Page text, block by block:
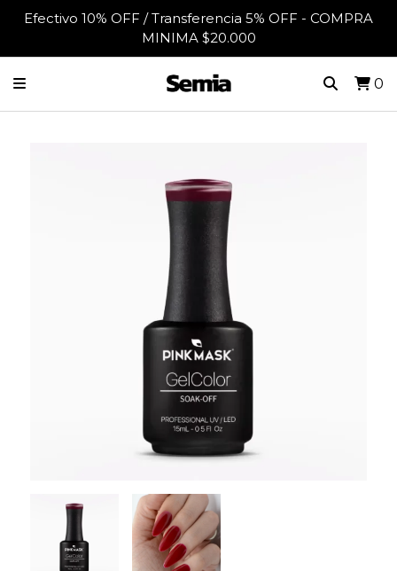
Efectivo 10% OFF / Transferencia 5% OFF - COMPRA
MINIMA $20.000
0